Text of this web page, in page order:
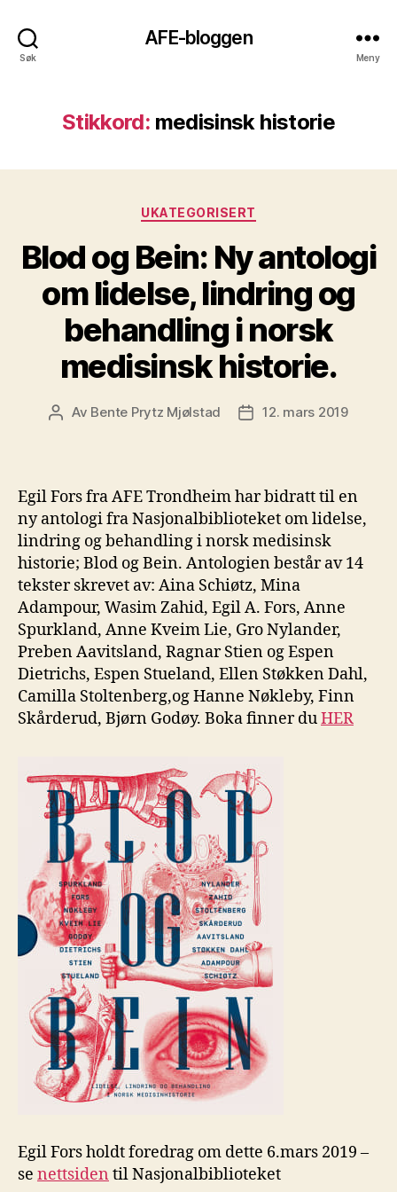
Søk
AFE-bloggen
Meny
Stikkord: medisinsk historie
Kategorier
UKATEGORISERT
Blod og Bein: Ny antologi
om lidelse, lindring og
behandling i norsk
medisinsk historie.
Innleggsforfatter
Av Bente Prytz Mjølstad Publiseringsdato
12. mars 2019
Egil Fors fra AFE Trondheim har bidratt til en
ny antologi fra Nasjonalbiblioteket om lidelse,
lindring og behandling i norsk medisinsk
historie; Blod og Bein. Antologien består av 14
tekster skrevet av: Aina Schiøtz, Mina
Adampour, Wasim Zahid, Egil A. Fors, Anne
Spurkland, Anne Kveim Lie, Gro Nylander,
Preben Aavitsland, Ragnar Stien og Espen
Dietrichs, Espen Stueland, Ellen Støkken Dahl,
Camilla Stoltenberg,og Hanne Nøkleby, Finn
Skårderud, Bjørn Godøy. Boka finner duHER
Egil Fors holdt foredrag om dette 6.mars 2019 –
se nettsiden til Nasjonalbiblioteket